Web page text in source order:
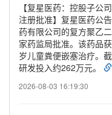
【复星医药：控股子公
注册批准】复星医药公
药有限公司的复方聚乙
家药监局批准。该药品
岁儿童粪便嵌塞治疗。
研发投入约262万元。
2026-08-03 16:19:30